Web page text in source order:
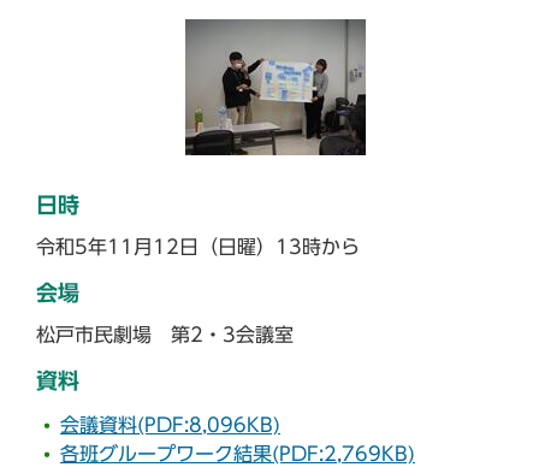
日時
令和5年11月12日（日曜）13時から
会場
松戸市民劇場 第2・3会議室
資料
会議資料(PDF:8,096KB)
各班グループワーク結果(PDF:2,769KB)